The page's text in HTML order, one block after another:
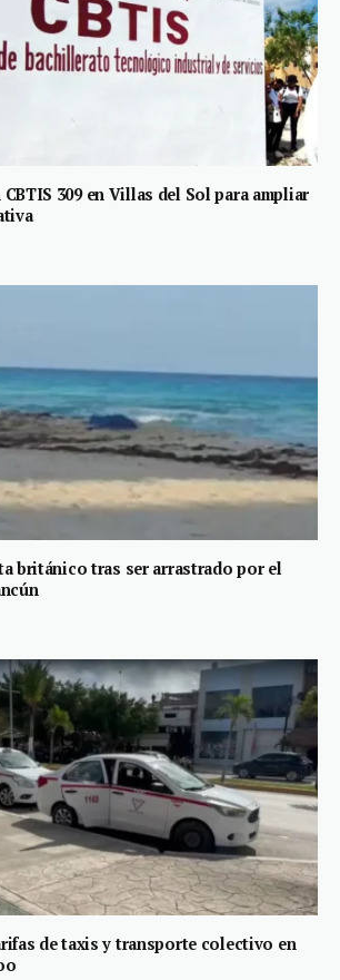
309 en Villas del Sol para ampliar
británico tras ser arrastrado por el
de taxis y transporte colectivo en